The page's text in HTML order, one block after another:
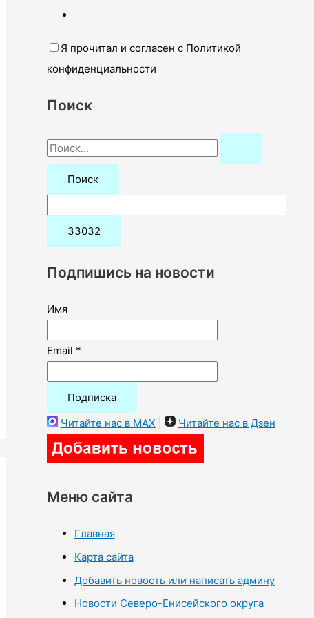
Я прочитал и согласен с Политикой
конфиденциальности
Поиск
П
о
:
Подпишись на новости
Имя
Email *
Читайте нас в MAX Читайте нас в Дзен
Меню сайта
Главная
Карта сайта
Добавить новость или написать админу
Новости Северо-Енисейского округа